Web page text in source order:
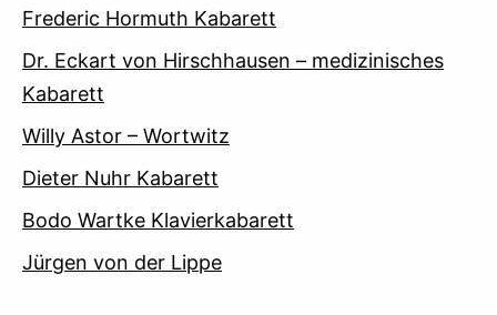
Frederic Hormuth Kabarett
Dr. Eckart von Hirschhausen – medizinisches
Kabarett
Willy Astor – Wortwitz
Dieter Nuhr Kabarett
Bodo Wartke Klavierkabarett
Jürgen von der Lippe